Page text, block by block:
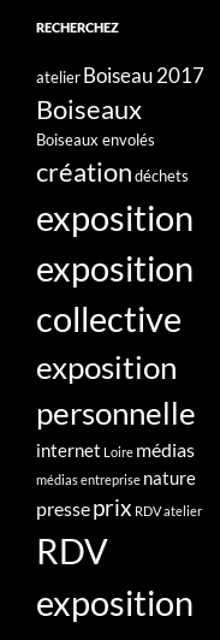
RECHERCHEZ
atelierBoiseau 2017
Boiseaux
Boiseaux envolés
créationdéchets
exposition
exposition
collective
exposition
personnelle
internet Loire médias
médias entreprise nature
presseprix RDV atelier
RDV
exposition